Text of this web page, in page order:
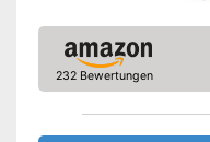
232 Bewertungen